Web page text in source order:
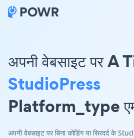
अपनी वेबसाइट पर A
StudioPress
Platform_type
अपनी वेबसाइट पर बिना कोडिंग या सिरदर्द के